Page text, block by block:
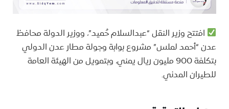
افتتح وزير النقل “عبدالسلام حُميد”، ووزير الدولة محافظ
عدن “أحمد لملس” مشروع بوابة وجولة مطار عدن الدولي
بتكلفة 900 مليون ريال يمني، وبتمويل من الهيئة العامة
للطيران المدني.